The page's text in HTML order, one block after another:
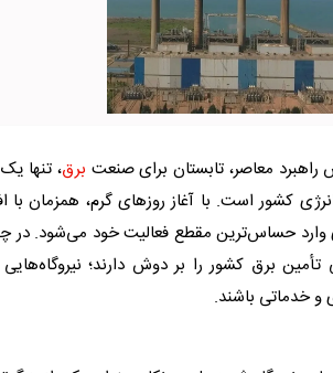
راهبرد معاصر، تابستان برای صنعت برق، تنها
کشور است. با آغاز روزهای گرم، همزمان
حساس‌ترین مقطع فعالیت خود می‌شود. در
تأمین برق کشور را بر دوش دارند؛
و خدماتی باشند.